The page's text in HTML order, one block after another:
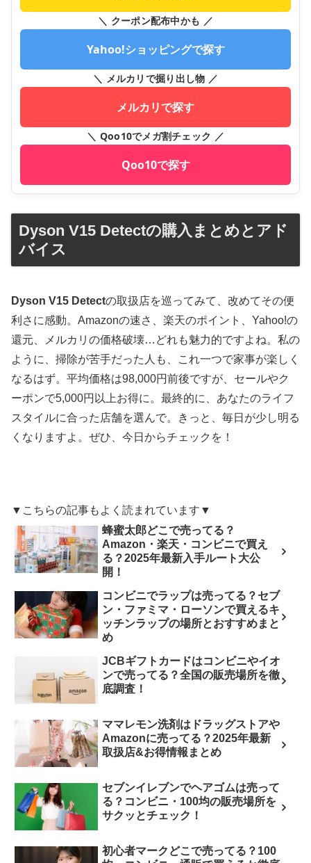
＼ クーポン配布中かも ／
Yahoo!ショッピングで探す
＼ メルカリで掘り出し物 ／
メルカリで探す
＼ Qoo10でメガ割チェック ／
Qoo10で探す
Dyson V15 Detectの購入まとめとアド
バイス
Dyson V15 Detectの取扱店を巡ってみて、改めてその便
利さに感動。Amazonの速さ、楽天のポイント、Yahoo!の
還元、メルカリの価格破壊…どれも魅力的ですよね。私の
ように、掃除が苦手だった人も、これ一つで家事が楽しく
なるはず。平均価格は98,000円前後ですが、セールやク
ーポンで5,000円以上お得に。最終的に、あなたのライフ
スタイルに合った店舗を選んで。きっと、毎日が少し明る
くなりますよ。ぜひ、今日からチェックを！
▼こちらの記事もよく読まれています▼
蜂蜜太郎どこで売ってる？
Amazon・楽天・コンビニで買え
る？2025年最新入手ルート大公
開！
コンビニでラップは売ってる？セブ
ン・ファミマ・ローソンで買えるキ
ッチンラップの場所とおすすめまと
め
JCBギフトカードはコンビニやイオ
ンで売ってる？全国の販売場所を徹
底調査！
ママレモン洗剤はドラッグストアや
Amazonに売ってる？2025年最新
取扱店&お得情報まとめ
セブンイレブンでヘアゴムは売って
る？コンビニ・100均の販売場所を
サクッとチェック！
初心者マークどこで売ってる？100